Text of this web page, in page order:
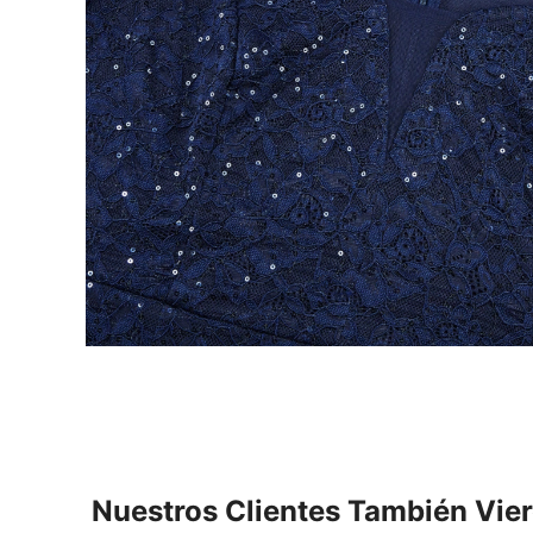
Nuestros Clientes También